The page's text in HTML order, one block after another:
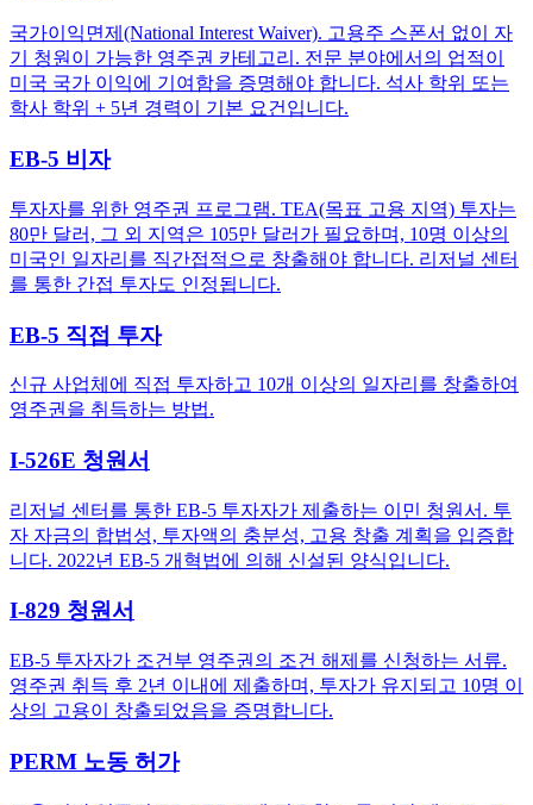
국가이익면제(National Interest Waiver). 고용주 스폰서 없이 자
기 청원이 가능한 영주권 카테고리. 전문 분야에서의 업적이
미국 국가 이익에 기여함을 증명해야 합니다. 석사 학위 또는
학사 학위 + 5년 경력이 기본 요건입니다.
EB-5 비자
투자자를 위한 영주권 프로그램. TEA(목표 고용 지역) 투자는
80만 달러, 그 외 지역은 105만 달러가 필요하며, 10명 이상의
미국인 일자리를 직간접적으로 창출해야 합니다. 리저널 센터
를 통한 간접 투자도 인정됩니다.
EB-5 직접 투자
신규 사업체에 직접 투자하고 10개 이상의 일자리를 창출하여
영주권을 취득하는 방법.
I-526E 청원서
리저널 센터를 통한 EB-5 투자자가 제출하는 이민 청원서. 투
자 자금의 합법성, 투자액의 충분성, 고용 창출 계획을 입증합
니다. 2022년 EB-5 개혁법에 의해 신설된 양식입니다.
I-829 청원서
EB-5 투자자가 조건부 영주권의 조건 해제를 신청하는 서류.
영주권 취득 후 2년 이내에 제출하며, 투자가 유지되고 10명 이
상의 고용이 창출되었음을 증명합니다.
PERM 노동 허가